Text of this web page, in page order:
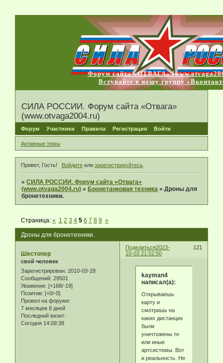
Форум сайта «ОТВАГА»
Вступайте в нашу группу
СИЛА РОССИИ. Форум сайта «Отвага»
(www.otvaga2004.ru)
Форум Участники Правила Регистрация Войти
Активные темы
Привет, Гость! Войдитеили зарегистрируйтесь.
»СИЛА РОССИИ. Форум сайта «Отвага»
(www.otvaga2004.ru) » Бронетанковая техника »Дроны для
бронетехники.
Дроны для бронетехники.
Страница:« 1 2 3 4 5 6 7 8 9 »
Поделиться 121
2023-
10-03 21:52:50
Шестопер
свой человек
Зарегистрирован: 2010-03-28
Сообщений: 29501
Уважение: [+168/-19]
Позитив: [+0/-0]
Провел на форуме:
7 месяцев 8 дней
Последний визит:
Сегодня 14:09:38
kayman4
написал(а):
Открываешь
карту и
смотришь на
каких дистанцих
были
уничтожены те
или иные
артсистемы. Вот
и реальность. Не